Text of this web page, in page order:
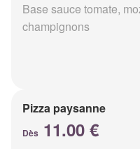
Base sauce tomate,
champignons
Pizza paysanne
Dès 11.00 €